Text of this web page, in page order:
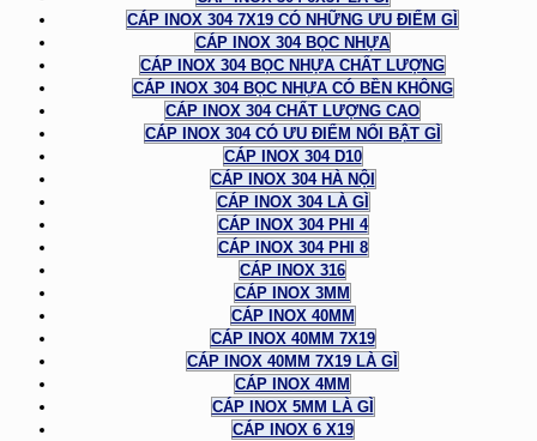
CÁP INOX 304 7X19 CÓ NHỮNG ƯU ĐIỂM GÌ
CÁP INOX 304 BỌC NHỰA
CÁP INOX 304 BỌC NHỰA CHẤT LƯỢNG
CÁP INOX 304 BỌC NHỰA CÓ BỀN KHÔNG
CÁP INOX 304 CHẤT LƯỢNG CAO
CÁP INOX 304 CÓ ƯU ĐIỂM NỔI BẬT GÌ
CÁP INOX 304 D10
CÁP INOX 304 HÀ NỘI
CÁP INOX 304 LÀ GÌ
CÁP INOX 304 PHI 4
CÁP INOX 304 PHI 8
CÁP INOX 316
CÁP INOX 3MM
CÁP INOX 40MM
CÁP INOX 40MM 7X19
CÁP INOX 40MM 7X19 LÀ GÌ
CÁP INOX 4MM
CÁP INOX 5MM LÀ GÌ
CÁP INOX 6 X19